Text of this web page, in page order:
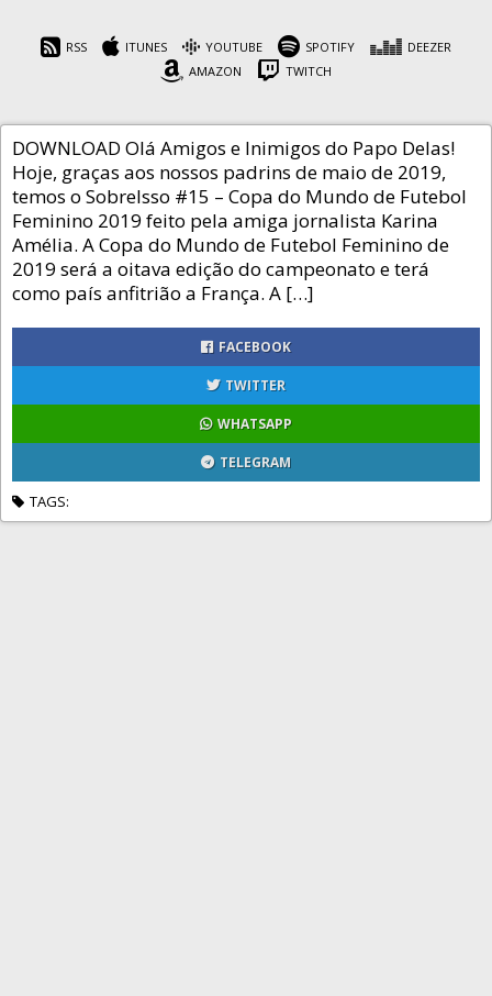
RSS ITUNES YOUTUBE SPOTIFY
DEEZER
AMAZON
TWITCH
Futebol Feminino 2019
2 de junho de 2019
DOWNLOAD Olá Amigos e Inimigos do Papo Delas!
Hoje, graças aos nossos padrins de maio de 2019,
temos o SobreIsso #15 – Copa do Mundo de Futebol
Feminino 2019 feito pela amiga jornalista Karina
Amélia. A Copa do Mundo de Futebol Feminino de
2019 será a oitava edição do campeonato e terá
como país anfitrião a França. A […]
FACEBOOK
TWITTER
WHATSAPP
TELEGRAM
TAGS: